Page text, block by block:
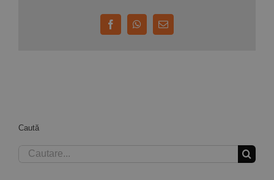
FacebookWhatsApp
E-
mail:
Caută
Cautare...